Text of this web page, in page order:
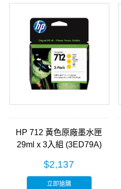
HP 712 黃色原廠墨水匣
29ml x 3入組 (3ED79A)
$2,137
立即搶購